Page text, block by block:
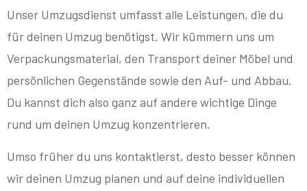
Unser Umzugsdienst umfasst alle Leistungen, die du
für deinen Umzug benötigst. Wir kümmern uns um
Verpackungsmaterial, den Transport deiner Möbel und
persönlichen Gegenstände sowie den Auf- und Abbau.
Du kannst dich also ganz auf andere wichtige Dinge
rund um deinen Umzug konzentrieren.
Umso früher du uns kontaktierst, desto besser können
wir deinen Umzug planen und auf deine individuellen